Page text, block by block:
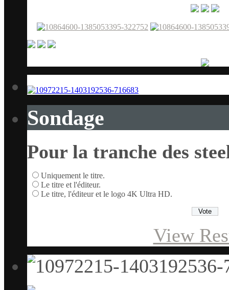
Sondage
Pour la tranche des
Uniquement le titre.
Le titre et l'éditeur.
Le titre, l'éditeur et le logo 4K Ultra HD.
View